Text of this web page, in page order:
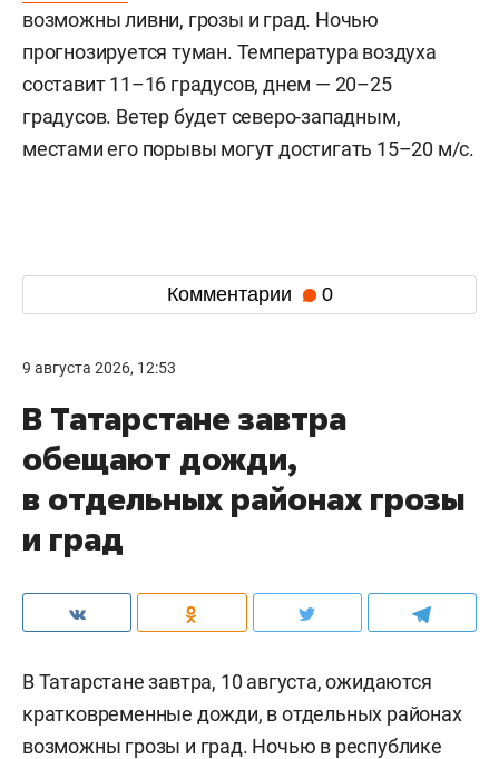
возможны ливни, грозы и град. Ночью
прогнозируется туман. Температура воздуха
составит 11–16 градусов, днем — 20–25
градусов. Ветер будет северо-западным,
местами его порывы могут достигать 15–20 м/с.
Комментарии 0
9 августа 2026, 12:53
В Татарстане завтра
обещают дожди,
в отдельных районах грозы
и град
В Татарстане завтра, 10 августа, ожидаются
кратковременные дожди, в отдельных районах
возможны грозы и град. Ночью в республике